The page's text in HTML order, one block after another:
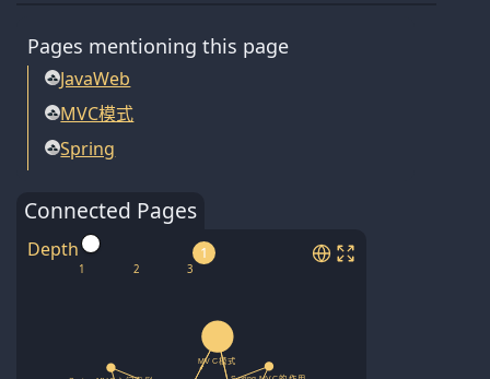
Connected Pages
Depth 1
Pages mentioning this page
JavaWeb
MVC模式
Spring